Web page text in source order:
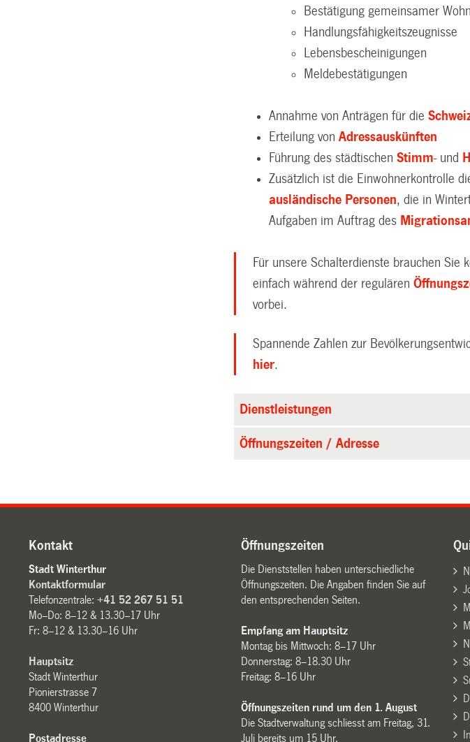
Bestätigung gemeinsamer
Handlungsfähigkeitszeugnisse
Lebensbescheinigungen
Meldebestätigungen
Annahme von Anträgen für die
Erteilung vonAdressauskünften
Führung des städtischenStimm- und
Zusätzlich ist die Einwohnerkontrolle
ausländische Personen, die in
Aufgaben im Auftrag des
Für unsere Schalterdienste brauchen Sie
einfach während der regulären
vorbei.
Spannende Zahlen zur
hier.
Dienstleistungen
Öffnungszeiten / Adresse
Kontakt
Stadt Winterthur
Kontaktformular
Telefonzentrale:+41 52 267 51 51
Mo–Do: 8–12 & 13.30–17 Uhr
Fr: 8–12 & 13.30–16 Uhr
Hauptsitz
Stadt Winterthur
Pionierstrasse 7
8400 Winterthur
Postadresse
Öffnungszeiten
Die Dienststellen haben unterschiedliche
Öffnungszeiten. Die Angaben finden Sie auf
den entsprechenden Seiten.
Empfang am Hauptsitz
Montag bis Mittwoch: 8–17 Uhr
Donnerstag: 8–18.30 Uhr
Freitag: 8–16 Uhr
Öffnungszeiten rund um den 1. August
Die Stadtverwaltung schliesst am Freitag, 31.
Juli bereits um 15 Uhr.